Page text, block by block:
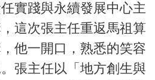
實踐與永續發展中心主
這次張主任重返馬祖算
他一開口，熟悉的笑容
張主任以「地方創生與